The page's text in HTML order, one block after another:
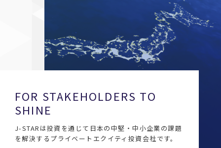
FOR STAKEHOLDERS TO
SHINE
J-STARは投資を通じて日本の中堅・中小企業の課題
を解決するプライベートエクイティ投資会社です。